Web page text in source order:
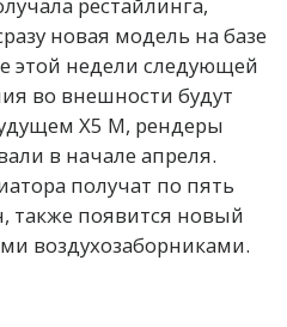
новая модель на базе
этой недели следующей
во внешности будут
Х5 М, рендеры
в начале апреля.
получат по пять
также появится новый
воздухозаборниками.